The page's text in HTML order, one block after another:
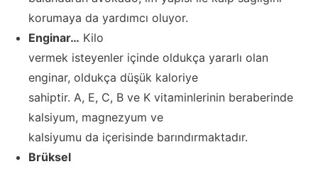
korumaya da yardımcı oluyor.
Enginar… Kilo
vermek isteyenler içinde oldukça yararlı olan
enginar, oldukça düşük kaloriye
sahiptir. A, E, C, B ve K vitaminlerinin beraberinde
kalsiyum, magnezyum ve
kalsiyumu da içerisinde barındırmaktadır.
Brüksel